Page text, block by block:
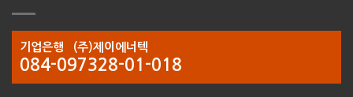
기업은행 (주)제이에너텍
084-097328-01-018